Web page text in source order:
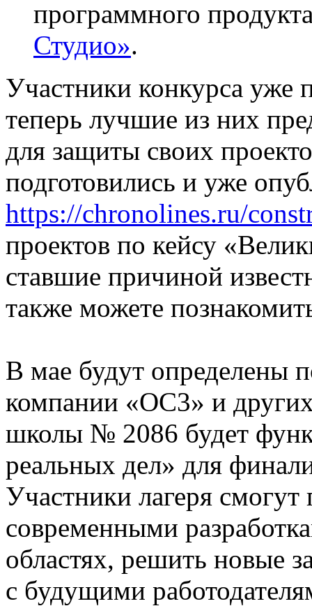
программного
Студио».
Участники конкурса уже
теперь лучшие из них
для защиты своих
подготовились и уже
https://chronolines.ru/
проектов по кейсу
ставшие причиной
также можете
В мае будут определены
компании «ОС3» и
школы № 2086 будет
реальных дел» для
Участники лагеря
современными
областях, решить новые
с будущими